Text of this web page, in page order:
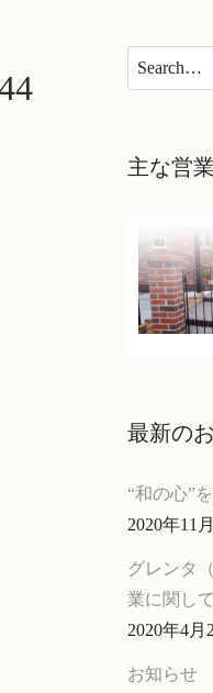
主な営
最新の
“和の心”
2020年11
グレンタ
業に関して
2020年4月
お知らせ